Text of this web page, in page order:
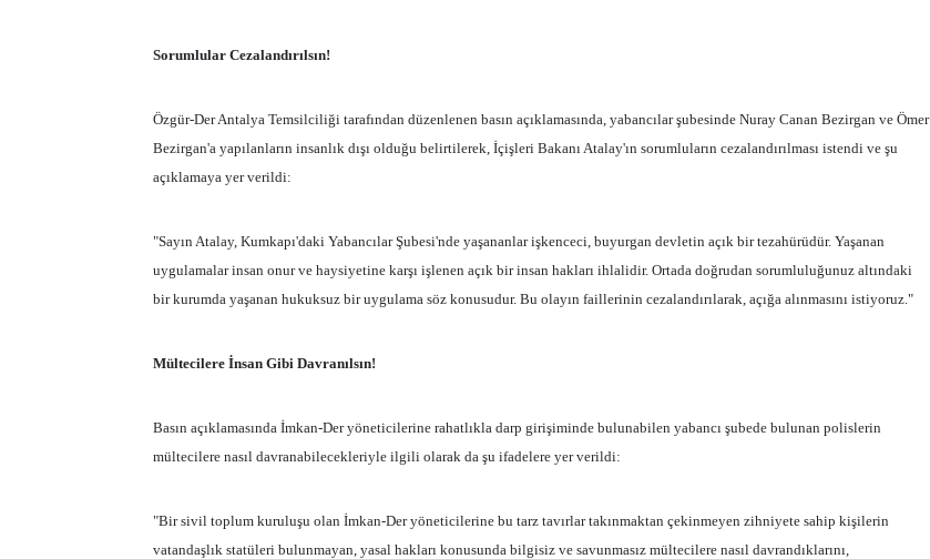
Sorumlular Cezalandırılsın!
Özgür-Der Antalya Temsilciliği tarafından düzenlenen basın açıklamasında, yabancılar şubesinde Nuray Canan Bezirgan ve Ömer
Bezirgan'a yapılanların insanlık dışı olduğu belirtilerek, İçişleri Bakanı Atalay'ın sorumluların cezalandırılması istendi ve şu
açıklamaya yer verildi:
"Sayın Atalay, Kumkapı'daki Yabancılar Şubesi'nde yaşananlar işkenceci, buyurgan devletin açık bir tezahürüdür. Yaşanan
uygulamalar insan onur ve haysiyetine karşı işlenen açık bir insan hakları ihlalidir. Ortada doğrudan sorumluluğunuz altındaki
bir kurumda yaşanan hukuksuz bir uygulama söz konusudur. Bu olayın faillerinin cezalandırılarak, açığa alınmasını istiyoruz."
Mültecilere İnsan Gibi Davranılsın!
Basın açıklamasında İmkan-Der yöneticilerine rahatlıkla darp girişiminde bulunabilen yabancı şubede bulunan polislerin
mültecilere nasıl davranabilecekleriyle ilgili olarak da şu ifadelere yer verildi:
"Bir sivil toplum kuruluşu olan İmkan-Der yöneticilerine bu tarz tavırlar takınmaktan çekinmeyen zihniyete sahip kişilerin
vatandaşlık statüleri bulunmayan, yasal hakları konusunda bilgisiz ve savunmasız mültecilere nasıl davrandıklarını,